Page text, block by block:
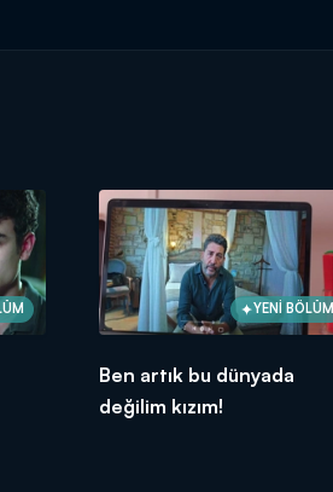
YENİ BÖLÜM
Ben artık bu dünyada
değilim kızım!